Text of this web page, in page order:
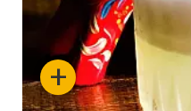
akkurat
nå
-
+